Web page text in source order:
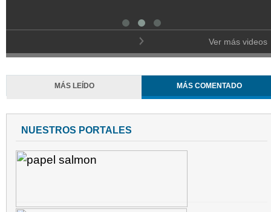
Ver más videos
MÁS LEÍDO MÁS COMENTADO
NUESTROS PORTALES